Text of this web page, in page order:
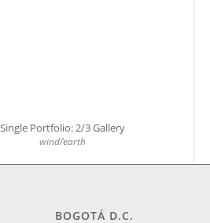
Single Portfolio: 2/3 Gallery
wind/earth
BOGOTÁ D.C.